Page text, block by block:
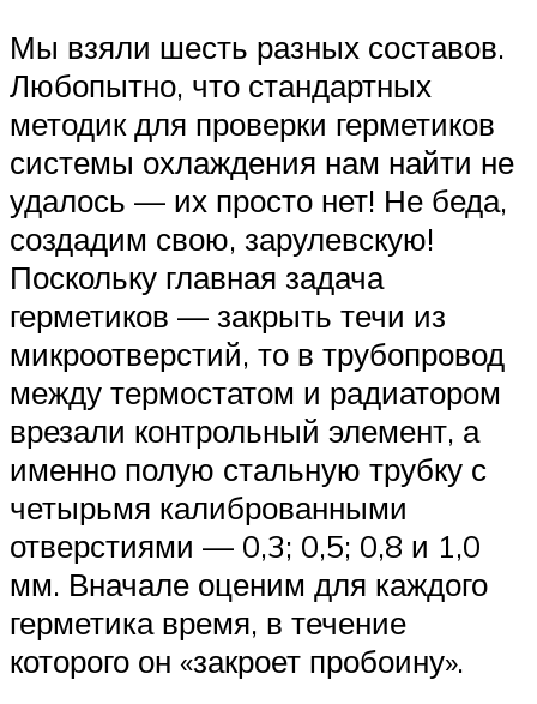
Мы взяли шесть разных составов.
Любопытно, что стандартных
методик для проверки герметиков
системы охлаждения нам найти не
удалось — их просто нет! Не беда,
создадим свою, зарулевскую!
Поскольку главная задача
герметиков — закрыть течи из
микроотверстий, то в трубопровод
между термостатом и радиатором
врезали контрольный элемент, а
именно полую стальную трубку с
четырьмя калиброванными
отверстиями — 0,3; 0,5; 0,8 и 1,0
мм. Вначале оценим для каждого
герметика время, в течение
которого он «закроет пробоину».